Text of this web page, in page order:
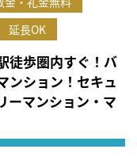
延長OK
徒歩圏内すぐ！バ
ンション！セキュ
ーマンション・マ